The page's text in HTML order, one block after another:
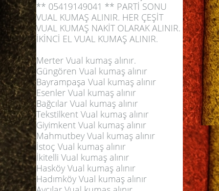
** 05419149041 ** PARTİ SONU
VUAL KUMAŞ ALINIR. HER ÇEŞİT
VUAL KUMAŞ NAKİT OLARAK ALINIR.
İKİNCİ EL VUAL KUMAŞ ALINIR.
Merter Vual kumaş alınır.
Güngören Vual kumaş alınır
Bayrampaşa Vual kumaş alınır
Esenler Vual kumaş alınır
Bağcılar Vual kumaş alınır
Tekstilkent Vual kumaş alınır
Giyimkent Vual kumaş alınır
Mahmutbey Vual kumaş alınır
İstoç Vual kumaş alınır
İkitelli Vual kumaş alınır
Hasköy Vual kumaş alınır
Hadımköy Vual kumaş alınır